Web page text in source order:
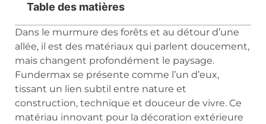
Table des matières
Dans le murmure des forêts et au détour d’une
allée, il est des matériaux qui parlent doucement,
mais changent profondément le paysage.
Fundermax se présente comme l’un d’eux,
tissant un lien subtil entre nature et
construction, technique et douceur de vivre. Ce
matériau innovant pour la décoration extérieure